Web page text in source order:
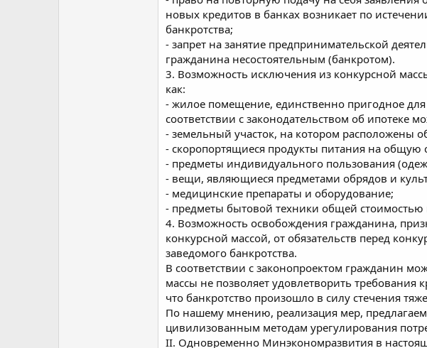
новых кредитов в банках возникает по
банкротства;
- запрет на занятие предпринимательской
гражданина несостоятельным (банкротом).
3. Возможность исключения из конкурсной
как:
- жилое помещение, единственно пригодное
соответствии с законодательством об ипотеке
- земельный участок, на котором расположены
- скоропортящиеся продукты питания на общую
- предметы индивидуального пользования
- вещи, являющиеся предметами обрядов и
- медицинские препараты и оборудование;
- предметы бытовой техники общей стоимостью
4. Возможность освобождения гражданина,
конкурсной массой, от обязательств перед
заведомого банкротства.
В соответствии с законопроектом гражданин
массы не позволяет удовлетворить требования
что банкротство произошло в силу стечения
По нашему мнению, реализация мер,
цивилизованным методам урегулирования
II. Одновременно Минэкономразвития в